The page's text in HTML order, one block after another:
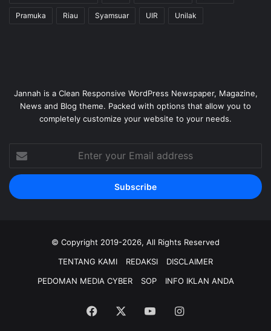
Pramuka Riau Syamsuar UIR Unilak
Jannah is a Clean Responsive WordPress Newspaper, Magazine,
News and Blog theme. Packed with options that allow you to
completely customize your website to your needs.
your
Email
address
© Copyright 2019-2026, All Rights Reserved
TENTANG KAMI
REDAKSI
DISCLAIMER
PEDOMAN MEDIA CYBER
SOP INFO IKLAN ANDA
Facebook YouTubeInstagram